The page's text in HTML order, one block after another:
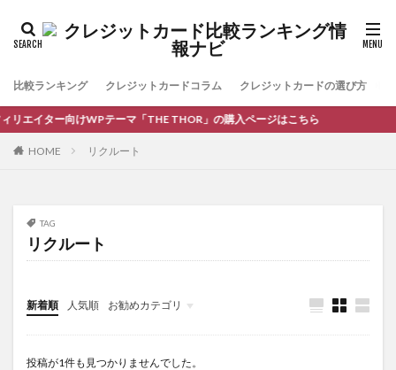
比較ランキング クレジットカードコラム クレジットカードの選び方
エイター向けWPテーマ「THE THOR」の購入ページはこちら
HOME リクルート
TAG
リクルート
新着順 人気順 お勧めカテゴリ
コラム
投稿が1件も見つかりませんでした。